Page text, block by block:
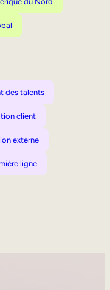
des talents
client
externe
ligne